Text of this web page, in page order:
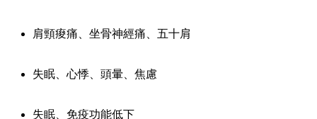
肩頸痠痛、坐骨神經痛、五十肩
失眠、心悸、頭暈、焦慮
失眠、免疫功能低下